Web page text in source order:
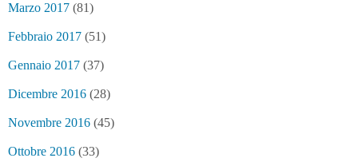
Marzo 2017 (81)
Febbraio 2017 (51)
Gennaio 2017 (37)
Dicembre 2016 (28)
Novembre 2016 (45)
Ottobre 2016 (33)